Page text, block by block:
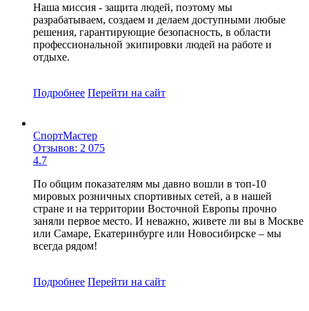
Наша миссия - защита людей, поэтому мы
разрабатываем, создаем и делаем доступными любые
решения, гарантирующие безопасность, в области
профессиональной экипировки людей на работе и
отдыхе.
Подробнее Перейти на сайт
СпортМастер
Отзывов: 2 075
4.7
По общим показателям мы давно вошли в топ-10
мировых розничных спортивных сетей, а в нашей
стране и на территории Восточной Европы прочно
заняли первое место. И неважно, живете ли вы в Москве
или Самаре, Екатеринбурге или Новосибирске – мы
всегда рядом!
Подробнее Перейти на сайт